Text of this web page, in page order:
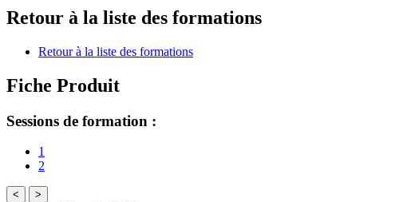
Retour à la liste des formations
Retour à la liste des formations
Fiche Produit
Sessions de formation :
1
2
< >